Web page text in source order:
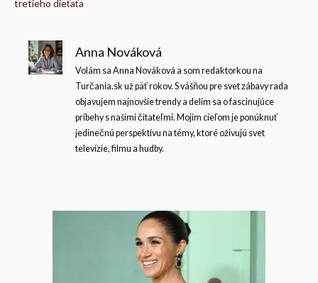
tretieho dieťaťa
Anna Nováková
Volám sa Anna Nováková a som redaktorkou na
Turčania.sk už päť rokov. S vášňou pre svet zábavy rada
objavujem najnovšie trendy a delím sa o fascinujúce
príbehy s našimi čitateľmi. Mojím cieľom je ponúknuť
jedinečnú perspektívu na témy, ktoré oživujú svet
televízie, filmu a hudby.